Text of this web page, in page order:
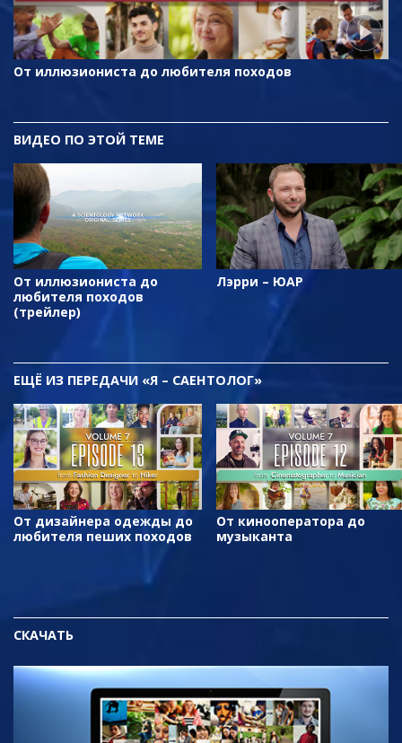
От иллюзиониста до любителя походов
ВИДЕО ПО ЭТОЙ ТЕМЕ
От иллюзиониста до
любителя походов
(трейлер)
Лэрри – ЮАР
ЕЩЁ ИЗ ПЕРЕДАЧИ «Я – САЕНТОЛОГ»
От дизайнера одежды до
любителя пеших походов
От кинооператора до
музыканта
СКАЧАТЬ